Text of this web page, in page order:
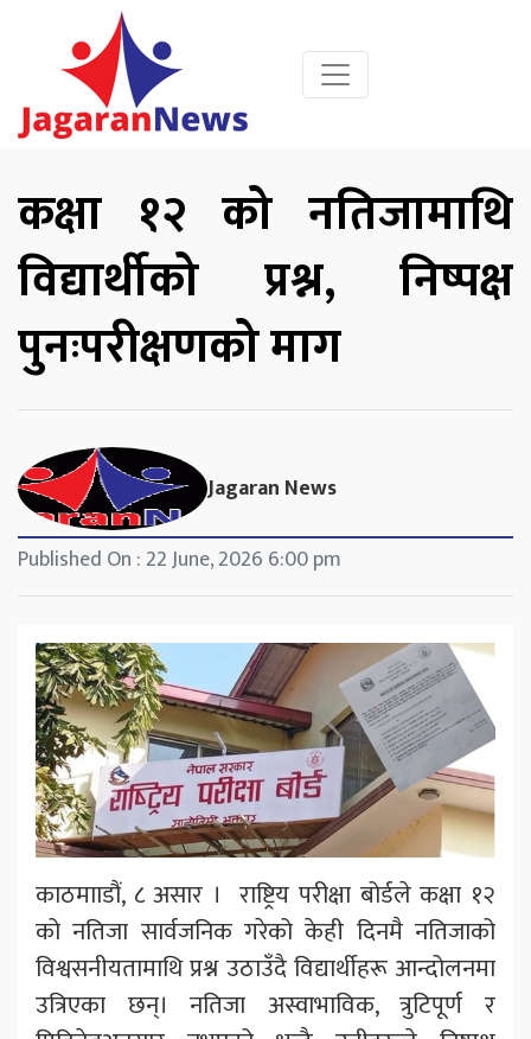
कक्षा १२ को नतिजामाथि
विद्यार्थीको प्रश्न, निष्पक्ष
पुनःपरीक्षणको माग
Jagaran News
Published On : 22 June, 2026 6:00 pm
काठमााडौं, ८ असार । राष्ट्रिय परीक्षा बोर्डले कक्षा १२
को नतिजा सार्वजनिक गरेको केही दिनमै नतिजाको
विश्वसनीयतामाथि प्रश्न उठाउँदै विद्यार्थीहरू आन्दोलनमा
उत्रिएका छन्। नतिजा अस्वाभाविक, त्रुटिपूर्ण र